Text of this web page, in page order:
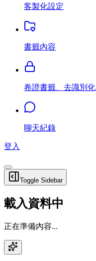
客製化設定
書籤內容
卷證書籤、去識別化
聊天紀錄
登入
Toggle Sidebar
載入資料中
正在準備內容...